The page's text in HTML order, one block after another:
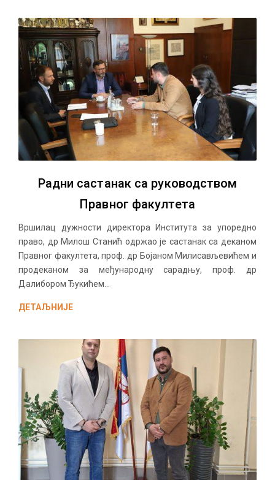
Радни састанак са руководством
Правног факултета
Вршилац дужности директора Института за упоредно
право, др Милош Станић одржао је састанак са деканом
Правног факултета, проф. др Бојаном Милисављевићем и
продеканом за међународну сарадњу, проф. др
Далибором Ђукићем...
ДЕТАЉНИЈЕ